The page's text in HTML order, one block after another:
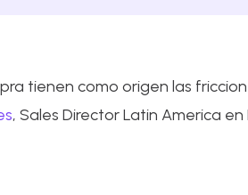
tienen como origen las
, Sales Director Latin America